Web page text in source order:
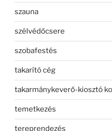
szauna
szélvédőcsere
szobafestés
takarító cég
takarmánykeverő-kiosztó
temetkezés
tereprendezés